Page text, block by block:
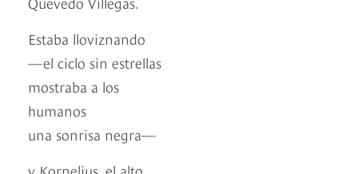
Estaba lloviznando
—el ciclo sin estrellas
mostraba a los
humanos
una sonrisa negra—
y Kornelius, el alto